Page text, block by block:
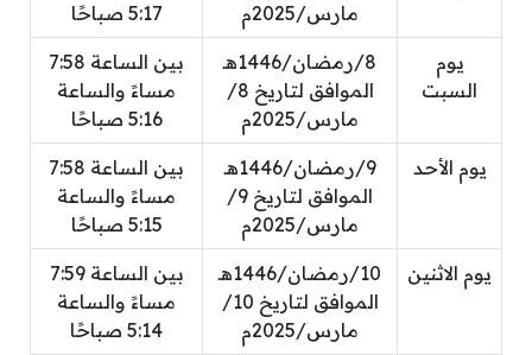
مارس/2025م
5:17 صباحًا
يوم
السبت
8/رمضان/1446هـ
الموافق لتاريخ 8/
مارس/2025م
بين الساعة 7:58
مساءً والساعة
5:16 صباحًا
يوم الأحد
9/رمضان/1446هـ
الموافق لتاريخ 9/
مارس/2025م
بين الساعة 7:58
مساءً والساعة
5:15 صباحًا
يوم الاثنين
10/رمضان/1446هـ
الموافق لتاريخ 10/
مارس/2025م
بين الساعة 7:59
مساءً والساعة
5:14 صباحًا